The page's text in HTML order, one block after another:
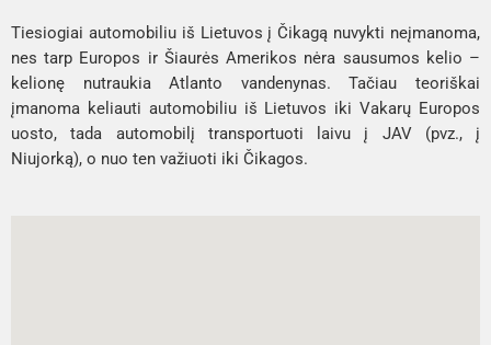
Tiesiogiai automobiliu iš Lietuvos į Čikagą nuvykti neįmanoma,
nes tarp Europos ir Šiaurės Amerikos nėra sausumos kelio –
kelionę nutraukia Atlanto vandenynas. Tačiau teoriškai
įmanoma keliauti automobiliu iš Lietuvos iki Vakarų Europos
uosto, tada automobilį transportuoti laivu į JAV (pvz., į
Niujorką), o nuo ten važiuoti iki Čikagos.